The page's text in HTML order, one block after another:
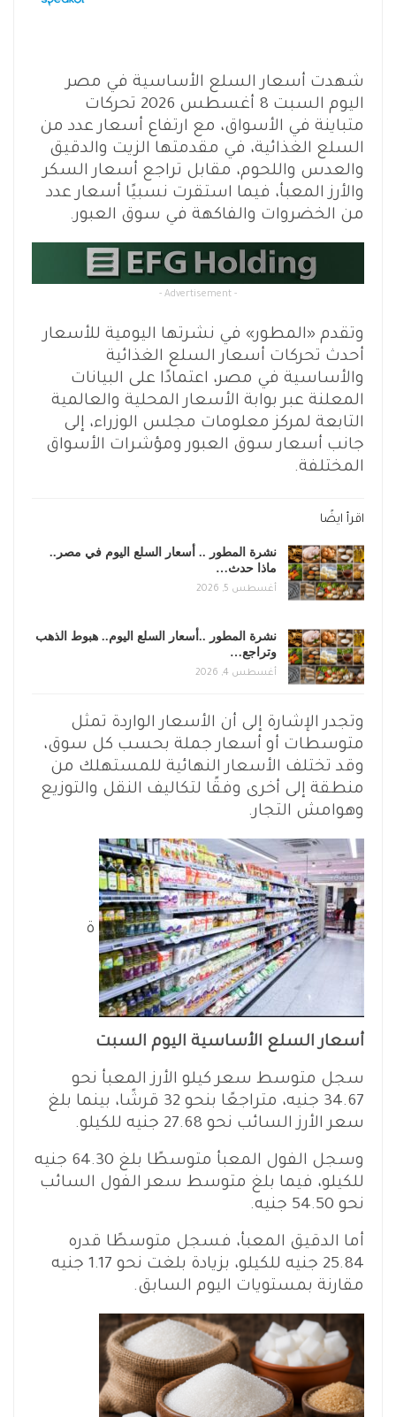
شهدت أسعار السلع الأساسية في مصر
اليوم السبت 8 أغسطس 2026 تحركات
متباينة في الأسواق، مع ارتفاع أسعار عدد من
السلع الغذائية، في مقدمتها الزيت والدقيق
والعدس واللحوم، مقابل تراجع أسعار السكر
والأرز المعبأ، فيما استقرت نسبيًا أسعار عدد
من الخضروات والفاكهة في سوق العبور.
- Advertisement -
وتقدم «المطور» في نشرتها اليومية للأسعار
أحدث تحركات أسعار السلع الغذائية
والأساسية في مصر، اعتمادًا على البيانات
المعلنة عبر بوابة الأسعار المحلية والعالمية
التابعة لمركز معلومات مجلس الوزراء، إلى
جانب أسعار سوق العبور ومؤشرات الأسواق
المختلفة.
اقرأ ايضًا
نشرة المطور .. أسعار السلع اليوم في مصر..
ماذا حدث…
أغسطس 5, 2026
نشرة المطور ..أسعار السلع اليوم.. هبوط الذهب
وتراجع…
أغسطس 4, 2026
وتجدر الإشارة إلى أن الأسعار الواردة تمثل
متوسطات أو أسعار جملة بحسب كل سوق،
وقد تختلف الأسعار النهائية للمستهلك من
منطقة إلى أخرى وفقًا لتكاليف النقل والتوزيع
وهوامش التجار.
ة
أسعار السلع الأساسية اليوم السبت
سجل متوسط سعر كيلو الأرز المعبأ نحو
34.67 جنيه، متراجعًا بنحو 32 قرشًا، بينما بلغ
سعر الأرز السائب نحو 27.68 جنيه للكيلو.
وسجل الفول المعبأ متوسطًا بلغ 64.30 جنيه
للكيلو، فيما بلغ متوسط سعر الفول السائب
نحو 54.50 جنيه.
أما الدقيق المعبأ، فسجل متوسطًا قدره
25.84 جنيه للكيلو، بزيادة بلغت نحو 1.17 جنيه
مقارنة بمستويات اليوم السابق.